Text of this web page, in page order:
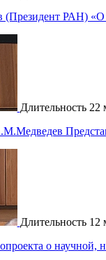
(Президент РАН) «О
Длительность 22
Длительность 12
о научной,